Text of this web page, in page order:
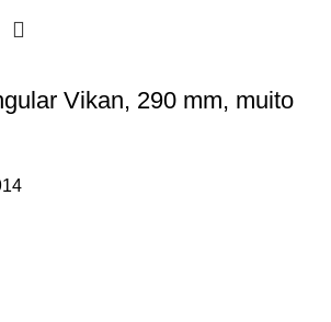
Vikan, 290 mm, muito